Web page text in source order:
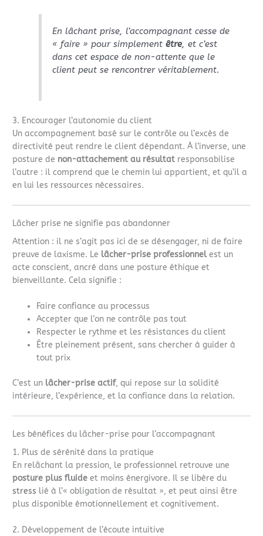
En lâchant prise, l’accompagnant cesse de
« faire » pour simplementêtre, et c’est
dans cet espace de non-attente que le
client peut se rencontrer véritablement.
3. Encourager l’autonomie du client
Un accompagnement basé sur le contrôle ou l’excès de
directivité peut rendre le client dépendant. À l’inverse, une
posture de non-attachement au résultat responsabilise
l’autre : il comprend que le chemin lui appartient, et qu’il a
en lui les ressources nécessaires.
Lâcher prise ne signifie pas abandonner
Attention : il ne s’agit pas ici de se désengager, ni de faire
preuve de laxisme. Le lâcher-prise professionnelest un
acte conscient, ancré dans une posture éthique et
bienveillante. Cela signifie :
Faire confiance au processus
Accepter que l’on ne contrôle pas tout
Respecter le rythme et les résistances du client
Être pleinement présent, sans chercher à guider à
tout prix
C’est un lâcher-prise actif, qui repose sur la solidité
intérieure, l’expérience, et la confiance dans la relation.
Les bénéfices du lâcher-prise pour l’accompagnant
1. Plus de sérénité dans la pratique
En relâchant la pression, le professionnel retrouve une
posture plus fluide et moins énergivore. Il se libère du
stress lié à l’« obligation de résultat », et peut ainsi être
plus disponible émotionnellement et cognitivement.
2. Développement de l’écoute intuitive